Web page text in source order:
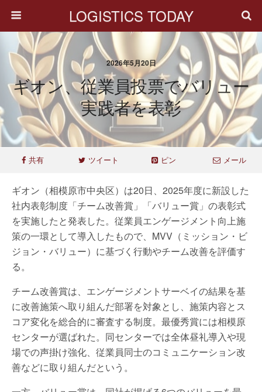
LOGISTICS TODAY
2026年5月20日
ギオン、従業員投票でバリュー
実践者を表彰
共有 ツイート ピン メール
ギオン（相模原市中央区）は20日、2025年度に新設した
社内表彰制度「チーム改善賞」「バリュー賞」の表彰式
を実施したと発表した。従業員エンゲージメント向上施
策の一環として導入したもので、MVV（ミッション・ビ
ジョン・バリュー）に基づく行動やチーム改善を評価す
る。
チーム改善賞は、エンゲージメントサーベイの結果を基
に改善施策へ取り組んだ部署を対象とし、施策内容とス
コア変化を総合的に審査する制度。最優秀賞には相模原
センターが選ばれた。同センターでは全体昼礼導入や現
場での声掛け強化、従業員同士のコミュニケーション改
善などに取り組んだという。